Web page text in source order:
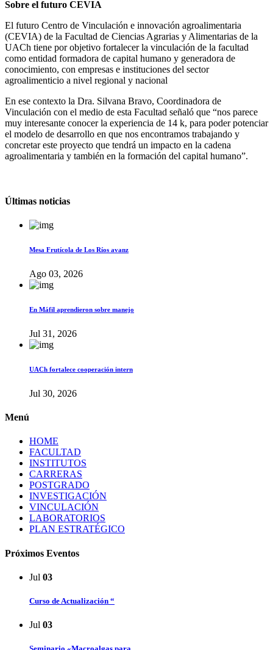
Sobre el futuro CEVIA
El futuro Centro de Vinculación e innovación agroalimentaria
(CEVIA) de la Facultad de Ciencias Agrarias y Alimentarias de la
UACh tiene por objetivo fortalecer la vinculación de la facultad
como entidad formadora de capital humano y generadora de
conocimiento, con empresas e instituciones del sector
agroalimenticio a nivel regional y nacional
En ese contexto la Dra. Silvana Bravo, Coordinadora de
Vinculación con el medio de esta Facultad señaló que “nos parece
muy interesante conocer la experiencia de 14 k, para poder potenciar
el modelo de desarrollo en que nos encontramos trabajando y
concretar este proyecto que tendrá un impacto en la cadena
agroalimentaria y también en la formación del capital humano”.
Últimas noticias
Mesa Frutícola de Los Ríos avanz
Ago 03, 2026
En Máfil aprendieron sobre manejo
Jul 31, 2026
UACh fortalece cooperación intern
Jul 30, 2026
Menú
HOME
FACULTAD
INSTITUTOS
CARRERAS
POSTGRADO
INVESTIGACIÓN
VINCULACIÓN
LABORATORIOS
PLAN ESTRATÉGICO
Próximos Eventos
Jul 03
Curso de Actualización “
Jul 03